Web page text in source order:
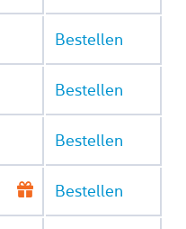
Bestellen
Bestellen
Bestellen
Bestellen